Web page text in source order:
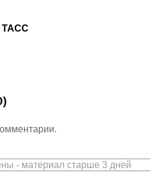
ТАСС
- материал старше 3 дней